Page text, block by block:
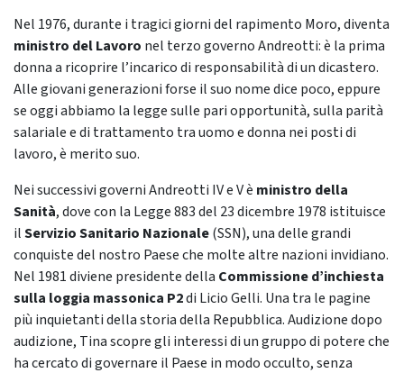
Nel 1976, durante i tragici giorni del rapimento Moro, diventa
ministro del Lavoro nel terzo governo Andreotti: è la prima
donna a ricoprire l’incarico di responsabilità di un dicastero.
Alle giovani generazioni forse il suo nome dice poco, eppure
se oggi abbiamo la legge sulle pari opportunità, sulla parità
salariale e di trattamento tra uomo e donna nei posti di
lavoro, è merito suo.
Nei successivi governi Andreotti IV e V è ministro della
Sanità, dove con la Legge 883 del 23 dicembre 1978 istituisce
ilServizio Sanitario Nazionale(SSN), una delle grandi
conquiste del nostro Paese che molte altre nazioni invidiano.
Nel 1981 diviene presidente della Commissione d’inchiesta
sulla loggia massonica P2di Licio Gelli. Una tra le pagine
più inquietanti della storia della Repubblica. Audizione dopo
audizione, Tina scopre gli interessi di un gruppo di potere che
ha cercato di governare il Paese in modo occulto, senza